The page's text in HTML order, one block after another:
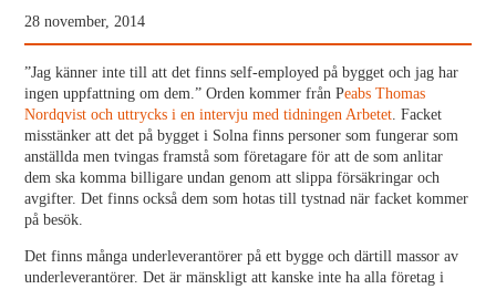
28 november, 2014
”Jag känner inte till att det finns self-employed på bygget och jag har
ingen uppfattning om dem.” Orden kommer från Peabs Thomas
Nordqvist och uttrycks i en intervju med tidningen Arbetet. Facket
misstänker att det på bygget i Solna finns personer som fungerar som
anställda men tvingas framstå som företagare för att de som anlitar
dem ska komma billigare undan genom att slippa försäkringar och
avgifter. Det finns också dem som hotas till tystnad när facket kommer
på besök.
Det finns många underleverantörer på ett bygge och därtill massor av
underleverantörer. Det är mänskligt att kanske inte ha alla företag i